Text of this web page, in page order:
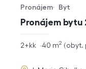
Pronájem bytu
Typ nabídky
Pronájem
Typ nemovitosti
Byt
rozměry
dispozice
2+kk obyt.
40 m2